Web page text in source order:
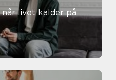
livet kalder på